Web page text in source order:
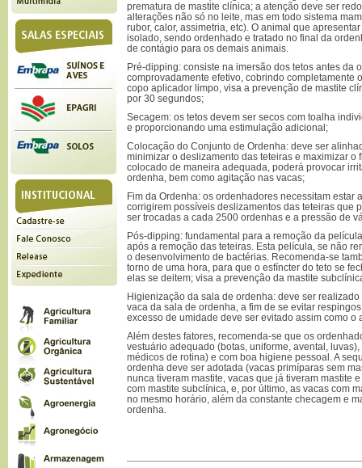
prematura de mastite clínica; a atenção deve ser
alterações não só no leite, mas em todo sistema
rubor, calor, assimetria, etc). O animal que
isolado, sendo ordenhado e tratado no final da
de contágio para os demais animais.
Pré-dipping: consiste na imersão dos tetos antes da
comprovadamente efetivo, cobrindo completamente
copo aplicador limpo, visa a prevenção de mastite
por 30 segundos;
Secagem: os tetos devem ser secos com toalha
e proporcionando uma estimulação adicional;
Colocação do Conjunto de Ordenha: deve ser
minimizar o deslizamento das teteiras e maximizar o
colocado de maneira adequada, poderá provocar
ordenha, bem como agitação nas vacas;
Fim da Ordenha: os ordenhadores necessitam estar
corrigirem possíveis deslizamentos das teteiras que
ser trocadas a cada 2500 ordenhas e a pressão de
Pós-dipping: fundamental para a remoção da
após a remoção das teteiras. Esta película, se não
o desenvolvimento de bactérias. Recomenda-se
torno de uma hora, para que o esfíncter do teto se
elas se deitem; visa a prevenção da mastite
Higienização da sala de ordenha: deve ser
vaca da sala de ordenha, a fim de se evitar
excesso de umidade deve ser evitado assim como o
Além destes fatores, recomenda-se que os
vestuário adequado (botas, uniforme, avental,
médicos de rotina) e com boa higiene pessoal. A
ordenha deve ser adotada (vacas primíparas sem
nunca tiveram mastite, vacas que já tiveram mastite
com mastite subclínica, e, por último, as vacas com
no mesmo horário, além da constante checagem e
ordenha.